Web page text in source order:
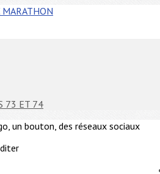
73 ET 74
un bouton, des réseaux sociaux